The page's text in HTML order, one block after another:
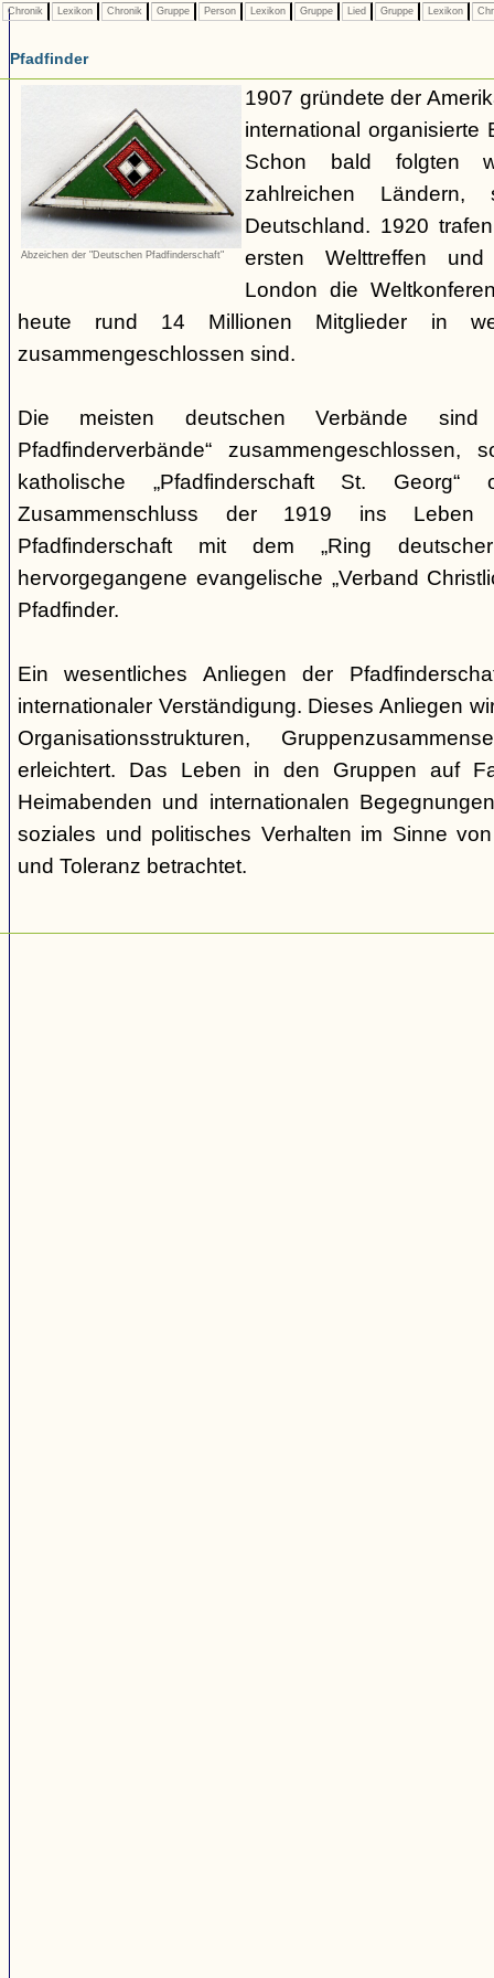
Chronik Lexikon Chronik Gruppe Person Lexikon Gruppe Lied Gruppe Lexikon
Pfadfinder
Abzeichen der "Deutschen Pfadfinderschaft"
1907 gründete der
international organisierte
Schon bald folgten
zahlreichen
Deutschland. 1920
ersten Welttreffen
London die
heute rund 14 Millionen Mitglieder in
zusammengeschlossen sind.
Die meisten deutschen Verbände
Pfadfinderverbände“
katholische „Pfadfinderschaft St.
Zusammenschluss der 1919 ins Leben
Pfadfinderschaft mit dem „Ring deutscher
hervorgegangene evangelische „Verband
Pfadfinder.
Ein wesentliches Anliegen der
internationaler Verständigung. Dieses Anliegen
Organisationsstrukturen,
erleichtert. Das Leben in den Gruppen auf
Heimabenden und internationalen
soziales und politisches Verhalten im Sinne
und Toleranz betrachtet.